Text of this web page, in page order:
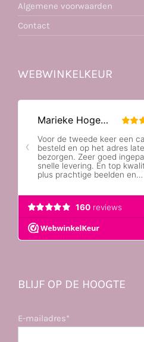
Algemene voorwaarden
Contact
WEBWINKELKEUR
BLIJF OP DE HOOGTE
E-mailadres*